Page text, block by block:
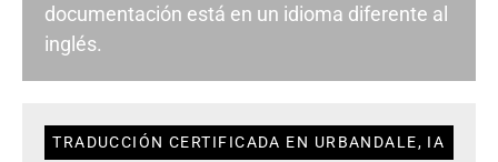
documentación está en un idioma diferente al
inglés.
TRADUCCIÓN CERTIFICADA EN URBANDALE, IA